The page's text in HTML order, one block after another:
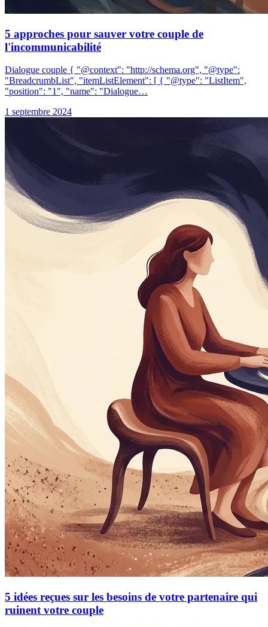
5 approches pour sauver votre couple de
l'incommunicabilité
Dialogue couple { "@context": "http://schema.org", "@type":
"BreadcrumbList", "itemListElement": [ { "@type": "ListItem",
"position": "1", "name": "Dialogue…
1 septembre 2024
5 idées reçues sur les besoins de votre partenaire qui
ruinent votre couple